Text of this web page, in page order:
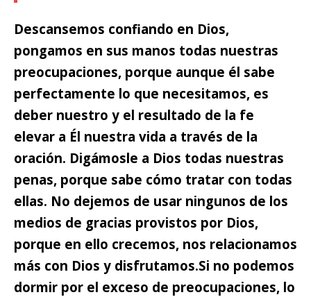
Descansemos confiando en Dios,
pongamos en sus manos todas nuestras
preocupaciones, porque aunque él sabe
perfectamente lo que necesitamos, es
deber nuestro y el resultado de la fe
elevar a Él nuestra vida a través de la
oración. Digámosle a Dios todas nuestras
penas, porque sabe cómo tratar con todas
ellas. No dejemos de usar ningunos de los
medios de gracias provistos por Dios,
porque en ello crecemos, nos relacionamos
más con Dios y disfrutamos.Si no podemos
dormir por el exceso de preocupaciones, lo